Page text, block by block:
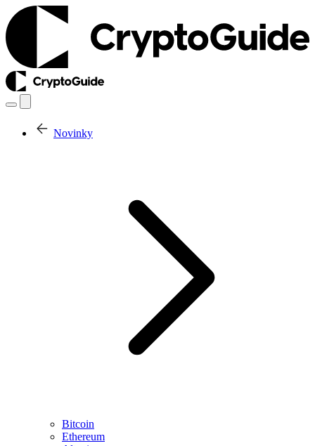
Novinky
Bitcoin
Ethereum